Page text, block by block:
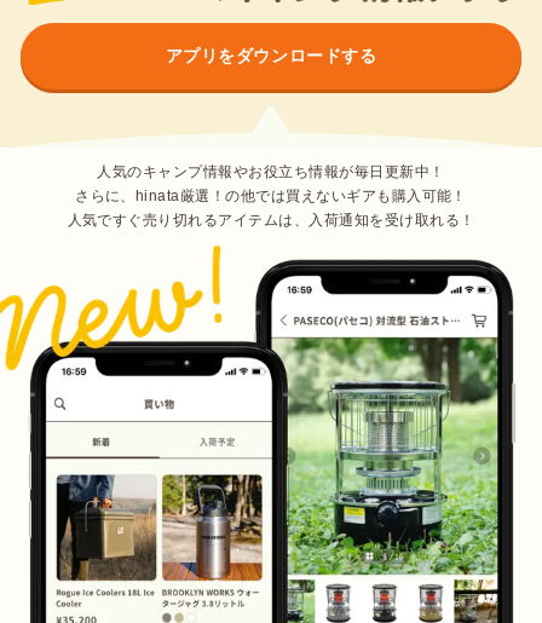
アプリをダウンロードする
人気のキャンプ情報やお役立ち情報が毎日更新中！
さらに、hinata厳選！の他では買えないギアも購入可能！
人気ですぐ売り切れるアイテムは、入荷通知を受け取れる！